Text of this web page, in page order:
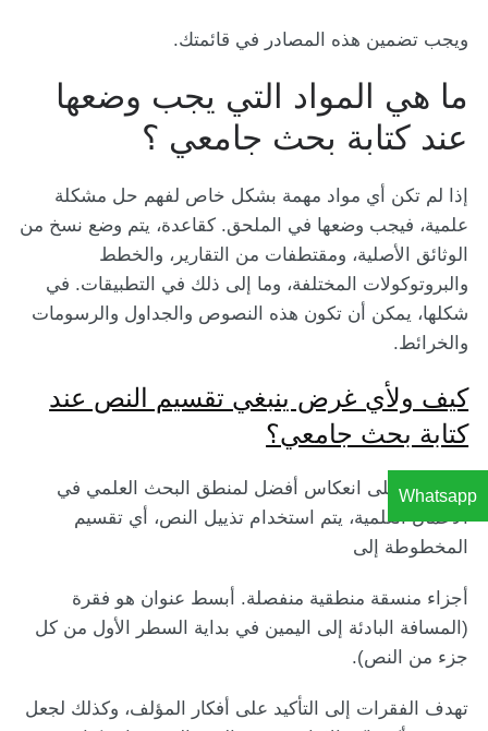
Whatsapp
ويجب تضمين هذه المصادر في قائمتك.
ما هي المواد التي يجب وضعها
عند كتابة بحث جامعي ؟
إذا لم تكن أي مواد مهمة بشكل خاص لفهم حل مشكلة
علمية، فيجب وضعها في الملحق. كقاعدة، يتم وضع نسخ من
الوثائق الأصلية، ومقتطفات من التقارير، والخطط
والبروتوكولات المختلفة، وما إلى ذلك في التطبيقات. في
شكلها، يمكن أن تكون هذه النصوص والجداول والرسومات
والخرائط.
كيف ولأي غرض ينبغي تقسيم النص عند
كتابة بحث جامعي؟
للحصول على انعكاس أفضل لمنطق البحث العلمي في
الأعمال العلمية، يتم استخدام تذييل النص، أي تقسيم
المخطوطة إلى
أجزاء منسقة منطقية منفصلة. أبسط عنوان هو فقرة
(المسافة البادئة إلى اليمين في بداية السطر الأول من كل
جزء من النص).
تهدف الفقرات إلى التأكيد على أفكار المؤلف، وكذلك لجعل